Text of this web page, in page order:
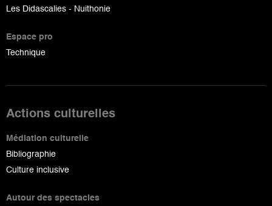
Les Didascalies - Nuithonie
Espace pro
Technique
Actions culturelles
Médiation culturelle
Bibliographie
Culture inclusive
Autour des spectacles